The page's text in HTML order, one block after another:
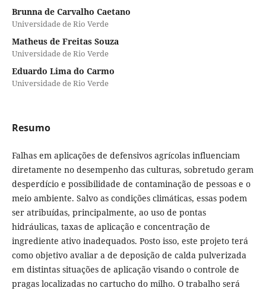
Brunna de Carvalho Caetano
Universidade de Rio Verde
Matheus de Freitas Souza
Universidade de Rio Verde
Eduardo Lima do Carmo
Universidade de Rio Verde
Resumo
Falhas em aplicações de defensivos agrícolas influenciam
diretamente no desempenho das culturas, sobretudo geram
desperdício e possibilidade de contaminação de pessoas e o
meio ambiente. Salvo as condições climáticas, essas podem
ser atribuídas, principalmente, ao uso de pontas
hidráulicas, taxas de aplicação e concentração de
ingrediente ativo inadequados. Posto isso, este projeto terá
como objetivo avaliar a de deposição de calda pulverizada
em distintas situações de aplicação visando o controle de
pragas localizadas no cartucho do milho. O trabalho será